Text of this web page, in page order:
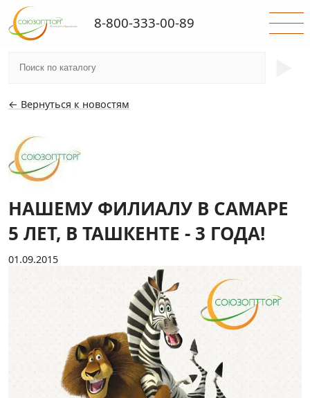
← Вернуться к новостям
НАШЕМУ ФИЛИАЛУ В САМАРЕ
5 ЛЕТ, В ТАШКЕНТЕ - 3 ГОДА!
01.09.2015
8-800-333-00-89